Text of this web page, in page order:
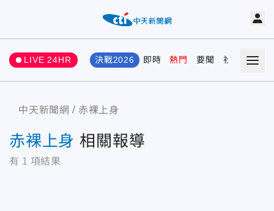
LIVE 24HR 決戰2026 即時 熱門 要聞 社會 娛樂
中天新聞網 赤裸上身
赤裸上身 相關報導
有 1 項結果